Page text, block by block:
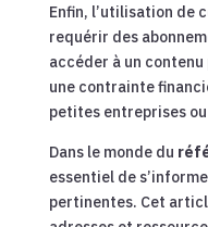
Enfin, l’utilisation de
requérir des
accéder à un
une contrainte
petites entreprises
Dans le monde du
essentiel de
pertinentes. Cet